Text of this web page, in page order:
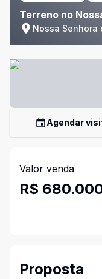
Terreno no
Nossa Senhora
Agendar
Valor venda
R$
Proposta